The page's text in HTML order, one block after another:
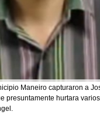
Maneiro capturaron a
presuntamente hurtara